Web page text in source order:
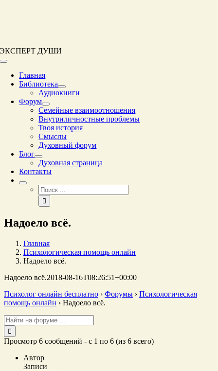
ЭКСПЕРТ ДУШИ
Переключение
навигацииГлавная
Библиотека
Аудиокниги
Форум
Семейные взаимоотношения
Внутриличностные проблемы
Твоя история
Смыслы
Духовный форум
Блог
Духовная страница
Контакты
Результат
поиска:
Надоело всё.
Главная
Психологическая помощь онлайн
Надоело всё.
Надоело всё.2018-08-16T08:26:51+00:00
Психолог онлайн бесплатно › Форумы › Психологическая
помощь онлайн › Надоело всё.
Поиск:
Просмотр 6 сообщений - с 1 по 6 (из 6 всего)
Автор
Записи